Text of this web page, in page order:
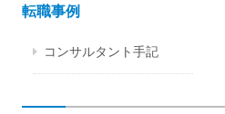
転職事例
コンサルタント手記